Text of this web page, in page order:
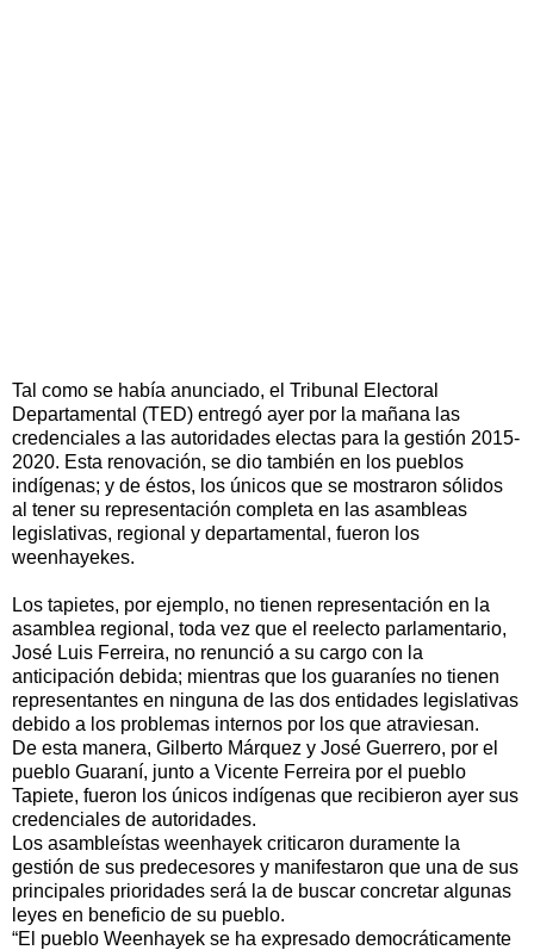
Tal como se había anunciado, el Tribunal Electoral
Departamental (TED) entregó ayer por la mañana las
credenciales a las autoridades electas para la gestión 2015-
2020. Esta renovación, se dio también en los pueblos
indígenas; y de éstos, los únicos que se mostraron sólidos
al tener su representación completa en las asambleas
legislativas, regional y departamental, fueron los
weenhayekes.
Los tapietes, por ejemplo, no tienen representación en la
asamblea regional, toda vez que el reelecto parlamentario,
José Luis Ferreira, no renunció a su cargo con la
anticipación debida; mientras que los guaraníes no tienen
representantes en ninguna de las dos entidades legislativas
debido a los problemas internos por los que atraviesan.
De esta manera, Gilberto Márquez y José Guerrero, por el
pueblo Guaraní, junto a Vicente Ferreira por el pueblo
Tapiete, fueron los únicos indígenas que recibieron ayer sus
credenciales de autoridades.
Los asambleístas weenhayek criticaron duramente la
gestión de sus predecesores y manifestaron que una de sus
principales prioridades será la de buscar concretar algunas
leyes en beneficio de su pueblo.
“El pueblo Weenhayek se ha expresado democráticamente